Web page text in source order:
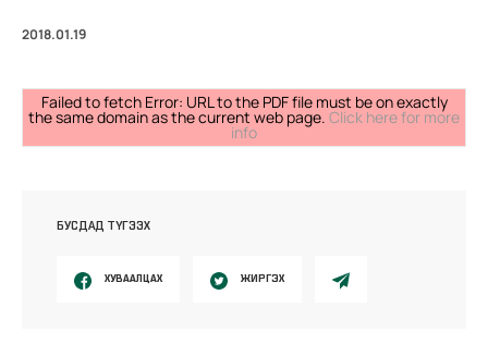
2018.01.19
Failed to fetch Error: URL to the PDF file must be on exactly
the same domain as the current web page. Click here for more
info
БУСДАД ТҮГЭЭХ
ХУВААЛЦАХ ЖИРГЭХ